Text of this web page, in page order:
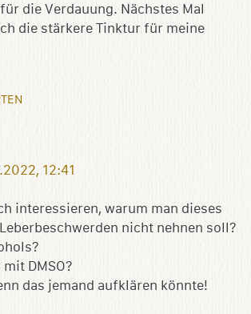
die Verdauung. Nächstes Mal
die stärkere Tinktur für meine
12:41
interessieren, warum man dieses
nicht nehnen soll?
DMSO?
das jemand aufklären könnte!